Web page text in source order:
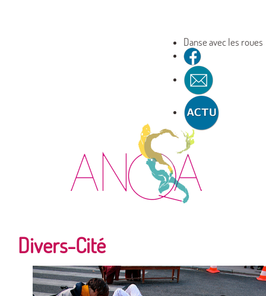
Danse avec les roues
Divers-Cité